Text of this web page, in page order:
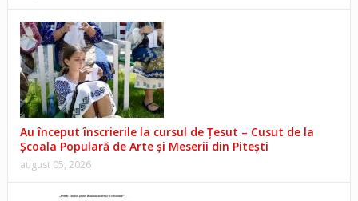
Au început înscrierile la cursul de Țesut – Cusut de la
Școala Populară de Arte și Meserii din Pitești
august 05, 2026